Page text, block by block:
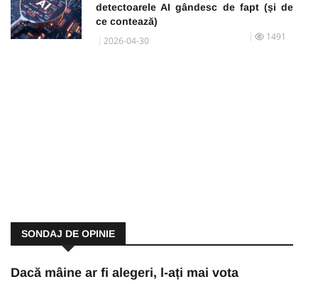
detectoarele AI gândesc de fapt (și de
ce contează)
2026-04-30 1491
SONDAJ DE OPINIE
Dacă mâine ar fi alegeri, l-ați mai vota